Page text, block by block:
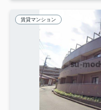
賃貸マンション